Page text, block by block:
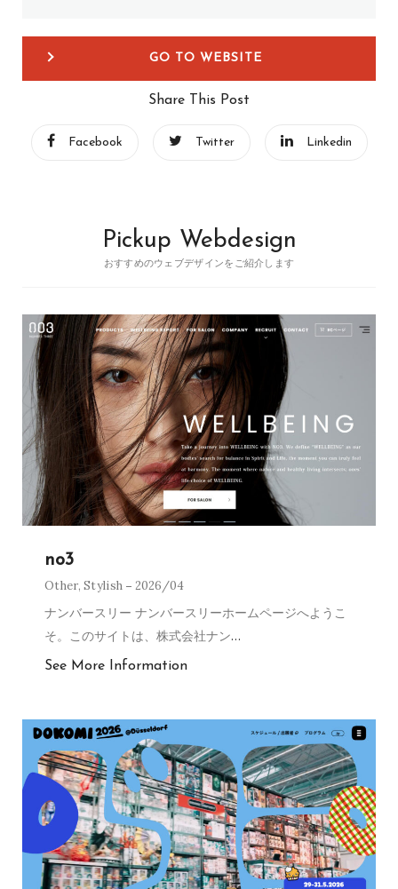
GO TO WEBSITE
Share This Post
Facebook Twitter Linkedin
Pickup Webdesign
おすすめのウェブデザインをご紹介します
no3
Other,Stylish 2026/04
ナンバースリー ナンバースリーホームページへようこ
そ。このサイトは、株式会社ナン…
See More Information